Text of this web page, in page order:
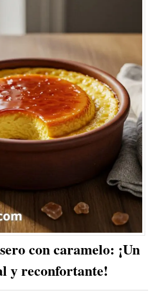
con caramelo: ¡Un
y reconfortante!